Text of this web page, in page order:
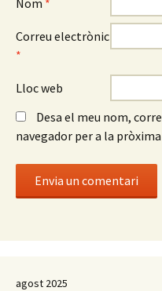
Nom *
Correu electrònic
*
Lloc web
Desa el meu nom,
navegador per a la
agost 2025